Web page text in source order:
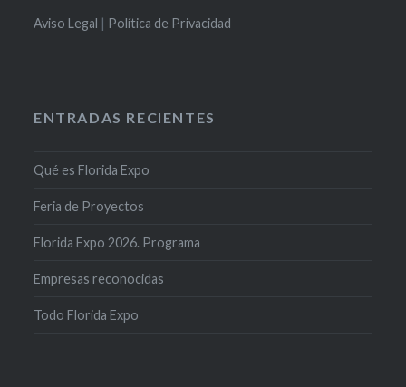
Aviso Legal | Política de Privacidad
ENTRADAS RECIENTES
Qué es Florida Expo
Feria de Proyectos
Florida Expo 2026. Programa
Empresas reconocidas
Todo Florida Expo